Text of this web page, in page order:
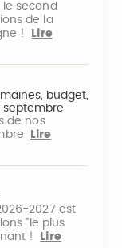
second
de la
!
Lire
budget,
septembre
de nos
Lire
2027 est
"le plus
!
Lire